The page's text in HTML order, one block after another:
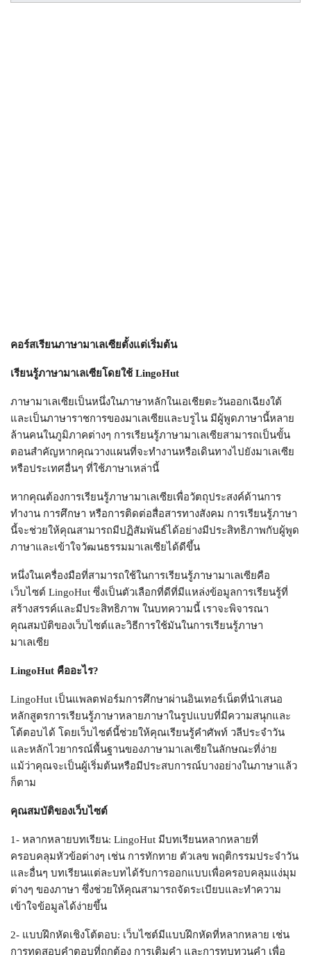
คอร์สเรียนภาษามาเลเซียตั้งแต่เริ่มต้น
เรียนรู้ภาษามาเลเซียโดยใช้ LingoHut
ภาษามาเลเซียเป็นหนึ่งในภาษาหลักในเอเชียตะวันออกเฉียงใต้
และเป็นภาษาราชการของมาเลเซียและบรูไน มีผู้พูดภาษานี้หลาย
ล้านคนในภูมิภาคต่างๆ การเรียนรู้ภาษามาเลเซียสามารถเป็นขั้น
ตอนสำคัญหากคุณวางแผนที่จะทำงานหรือเดินทางไปยังมาเลเซีย
หรือประเทศอื่นๆ ที่ใช้ภาษาเหล่านี้
หากคุณต้องการเรียนรู้ภาษามาเลเซียเพื่อวัตถุประสงค์ด้านการ
ทำงาน การศึกษา หรือการติดต่อสื่อสารทางสังคม การเรียนรู้ภาษา
นี้จะช่วยให้คุณสามารถมีปฏิสัมพันธ์ได้อย่างมีประสิทธิภาพกับผู้พูด
ภาษาและเข้าใจวัฒนธรรมมาเลเซียได้ดีขึ้น
หนึ่งในเครื่องมือที่สามารถใช้ในการเรียนรู้ภาษามาเลเซียคือ
เว็บไซต์ LingoHut ซึ่งเป็นตัวเลือกที่ดีที่มีแหล่งข้อมูลการเรียนรู้ที่
สร้างสรรค์และมีประสิทธิภาพ ในบทความนี้ เราจะพิจารณา
คุณสมบัติของเว็บไซต์และวิธีการใช้มันในการเรียนรู้ภาษา
มาเลเซีย
LingoHut คืออะไร?
LingoHut เป็นแพลตฟอร์มการศึกษาผ่านอินเทอร์เน็ตที่นำเสนอ
หลักสูตรการเรียนรู้ภาษาหลายภาษาในรูปแบบที่มีความสนุกและ
โต้ตอบได้ โดยเว็บไซต์นี้ช่วยให้คุณเรียนรู้คำศัพท์ วลีประจำวัน
และหลักไวยากรณ์พื้นฐานของภาษามาเลเซียในลักษณะที่ง่าย
แม้ว่าคุณจะเป็นผู้เริ่มต้นหรือมีประสบการณ์บางอย่างในภาษาแล้ว
ก็ตาม
คุณสมบัติของเว็บไซต์
1- หลากหลายบทเรียน: LingoHut มีบทเรียนหลากหลายที่
ครอบคลุมหัวข้อต่างๆ เช่น การทักทาย ตัวเลข พฤติกรรมประจำวัน
และอื่นๆ บทเรียนแต่ละบทได้รับการออกแบบเพื่อครอบคลุมแง่มุม
ต่างๆ ของภาษา ซึ่งช่วยให้คุณสามารถจัดระเบียบและทำความ
เข้าใจข้อมูลได้ง่ายขึ้น
2- แบบฝึกหัดเชิงโต้ตอบ: เว็บไซต์มีแบบฝึกหัดที่หลากหลาย เช่น
การทดสอบคำตอบที่ถูกต้อง การเติมคำ และการทบทวนคำ เพื่อ